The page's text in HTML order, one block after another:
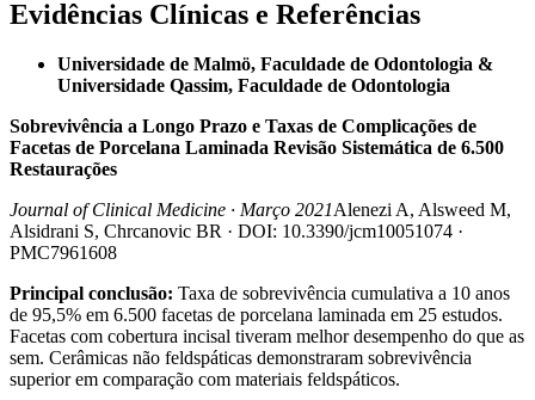
Evidências Clínicas e Referências
Universidade de Malmö, Faculdade de Odontologia &
Universidade Qassim, Faculdade de Odontologia
Sobrevivência a Longo Prazo e Taxas de Complicações de
Facetas de Porcelana Laminada Revisão Sistemática de 6.500
Restaurações
Journal of Clinical Medicine · Março 2021Alenezi A, Alsweed M,
Alsidrani S, Chrcanovic BR · DOI: 10.3390/jcm10051074 ·
PMC7961608
Principal conclusão: Taxa de sobrevivência cumulativa a 10 anos
de 95,5% em 6.500 facetas de porcelana laminada em 25 estudos.
Facetas com cobertura incisal tiveram melhor desempenho do que as
sem. Cerâmicas não feldspáticas demonstraram sobrevivência
superior em comparação com materiais feldspáticos.